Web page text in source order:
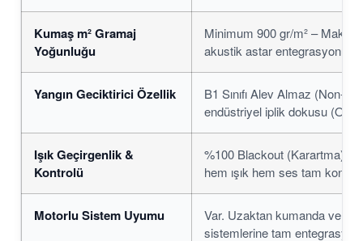
Kumaş m² Gramaj
Yoğunluğu
Minimum 900 gr/m² –
akustik astar entegrasyonu)
Yangın Geciktirici Özellik
B1 Sınıfı Alev Almaz (Non-
endüstriyel iplik dokusu
Işık Geçirgenlik &
Kontrolü
%100 Blackout (Karartma)
hem ışık hem ses tam kontrol
Motorlu Sistem Uyumu
Var. Uzaktan kumanda ve
sistemlerine tam entegrasyon